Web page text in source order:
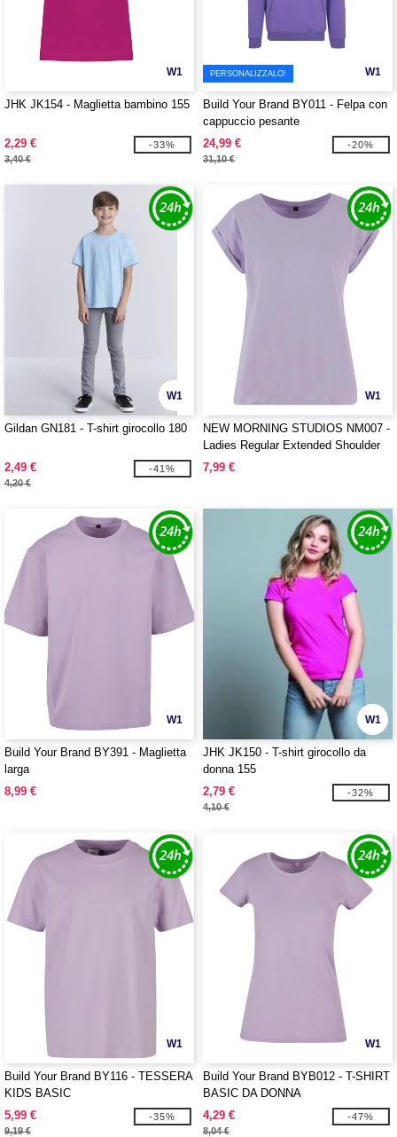
W1
JHK JK154 - Maglietta bambino 155
2,29 €
3,40 €
-33%
W1
PERSONALIZZALO!
Build Your Brand BY011 - Felpa con
cappuccio pesante
24,99 €
31,10 €
-20%
W1
Gildan GN181 - T-shirt girocollo 180
2,49 €
4,20 €
-41%
W1
NEW MORNING STUDIOS NM007 -
Ladies Regular Extended Shoulder
Tee
7,99 €
W1
Build Your Brand BY391 - Maglietta
larga
8,99 €
W1
JHK JK150 - T-shirt girocollo da
donna 155
2,79 €
4,10 €
-32%
W1
Build Your Brand BY116 - TESSERA
KIDS BASIC
5,99 €
9,19 €
-35%
W1
Build Your Brand BYB012 - T-SHIRT
BASIC DA DONNA
4,29 €
8,04 €
-47%